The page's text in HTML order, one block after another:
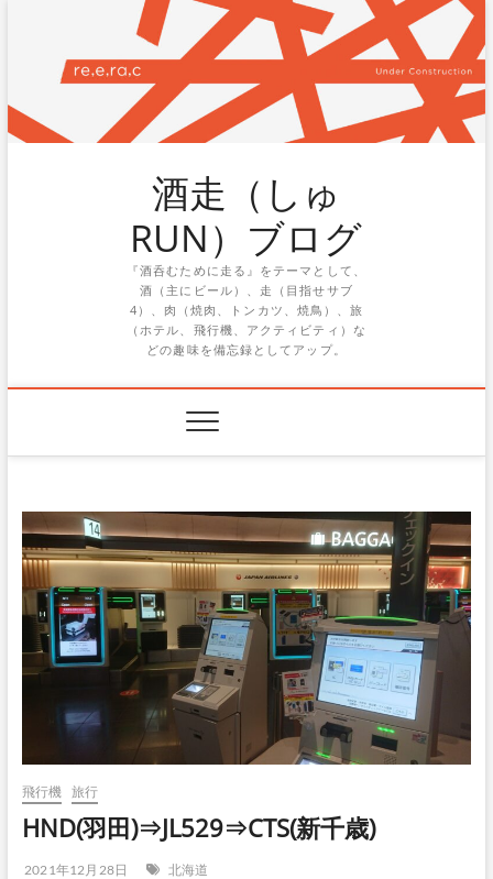
酒走（しゅ
RUN）ブログ
『酒呑むために走る』をテーマとして、
酒（主にビール）、走（目指せサブ
4）、肉（焼肉、トンカツ、焼鳥）、旅
（ホテル、飛行機、アクティビティ）な
どの趣味を備忘録としてアップ。
飛行機 旅行
HND(羽田)⇒JL529⇒CTS(新千歳)
2021年12月28日
北海道